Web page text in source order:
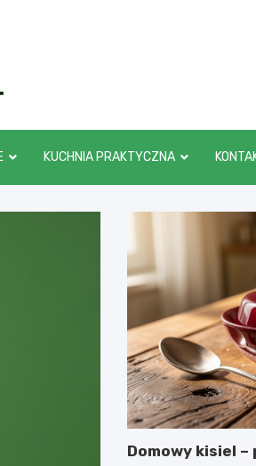
KUCHNIA PRAKTYCZNA
Domowy kisiel